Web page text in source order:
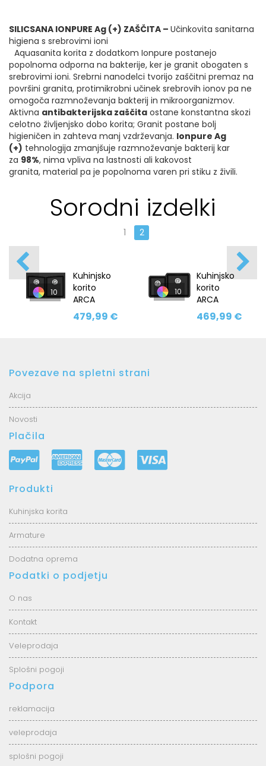
SILICSANA IONPURE Ag (+) ZAŠČITA – Učinkovita sanitarna
higiena s srebrovimi ioni
Aquasanita korita z dodatkom Ionpure postanejo
popolnoma odporna na bakterije, ker je granit obogaten s
srebrovimi ioni. Srebrni nanodelci tvorijo zaščitni premaz na
površini granita, protimikrobni učinek srebrovih ionov pa ne
omogoča razmnoževanja bakterij in mikroorganizmov.
Aktivna antibakterijska zaščita ostane konstantna skozi
celotno življenjsko dobo korita; Granit postane bolj
higieničen in zahteva manj vzdrževanja. Ionpure Ag
(+) tehnologija zmanjšuje razmnoževanje bakterij kar
za 98%, nima vpliva na lastnosti ali kakovost
granita, material pa je popolnoma varen pri stiku z živili.
Sorodni izdelki
1 2
10
Kuhinjsko
korito
ARCA
SQA210P
479,99 €
10
Kuhinjsko
korito
ARCA
SQA230RP
469,99 €
Povezave na spletni strani
Akcija
Novosti
Plačila
Produkti
Kuhinjska korita
Armature
Dodatna oprema
Podatki o podjetju
O nas
Kontakt
Veleprodaja
Splošni pogoji
Podpora
reklamacija
veleprodaja
splošni pogoji